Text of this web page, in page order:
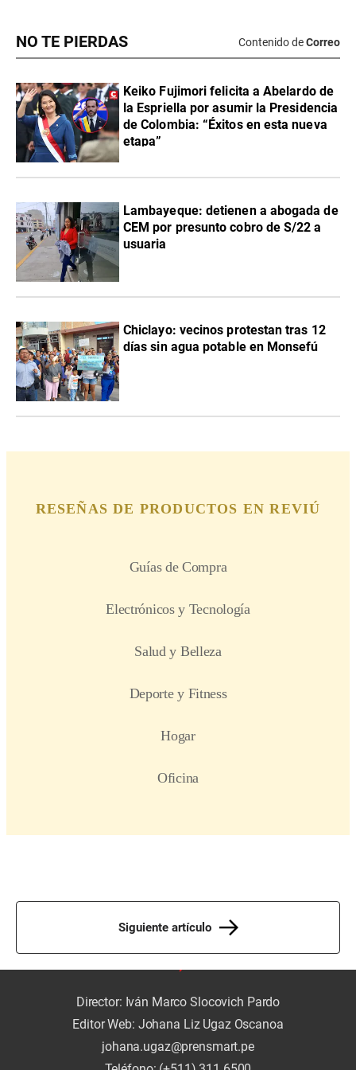
NO TE PIERDAS Contenido deCorreo
Keiko Fujimori felicita a Abelardo de
la Espriella por asumir la Presidencia
de Colombia: “Éxitos en esta nueva
etapa”
Lambayeque: detienen a abogada de
CEM por presunto cobro de S/22 a
usuaria
Chiclayo: vecinos protestan tras 12
días sin agua potable en Monsefú
Siguiente artículo
Director: Iván Marco Slocovich Pardo
Editor Web: Johana Liz Ugaz Oscanoa
johana.ugaz@prensmart.pe